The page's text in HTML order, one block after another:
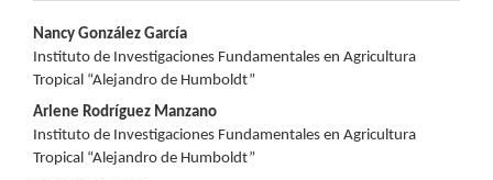
Contenido
principal
del
artículo
Nancy González García
Instituto de Investigaciones Fundamentales en Agricultura
Tropical “Alejandro de Humboldt”
Arlene Rodríguez Manzano
Instituto de Investigaciones Fundamentales en Agricultura
Tropical “Alejandro de Humboldt”